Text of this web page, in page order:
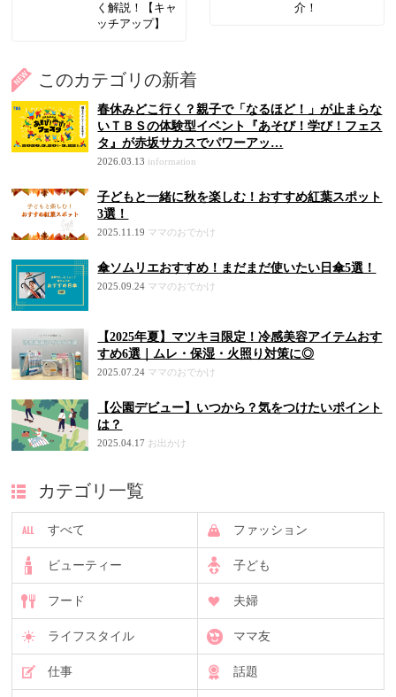
く解説！【キャ
ッチアップ】
介！
このカテゴリの新着
春休みどこ行く？親子で「なるほど！」が止まらな
いＴＢＳの体験型イベント『あそび！学び！フェス
タ』が赤坂サカスでパワーアッ…
2026.03.13 information
子どもと一緒に秋を楽しむ！おすすめ紅葉スポット
3選！
2025.11.19 ママのおでかけ
傘ソムリエおすすめ！まだまだ使いたい日傘5選！
2025.09.24 ママのおでかけ
【2025年夏】マツキヨ限定！冷感美容アイテムおす
すめ6選｜ムレ・保湿・火照り対策に◎
2025.07.24 ママのおでかけ
【公園デビュー】いつから？気をつけたいポイント
は？
2025.04.17 お出かけ
カテゴリ一覧
すべて ファッション
ビューティー 子ども
フード 夫婦
ライフスタイル ママ友
仕事 話題